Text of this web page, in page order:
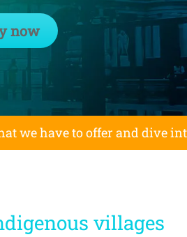
now
we have to offer and dive
villages